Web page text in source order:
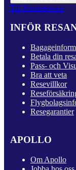
Till Kundservice
INFÖR
Betala din
Pass- och
Bra att veta
Resevillkor
Resegarantier
APOLLO
Om Apollo